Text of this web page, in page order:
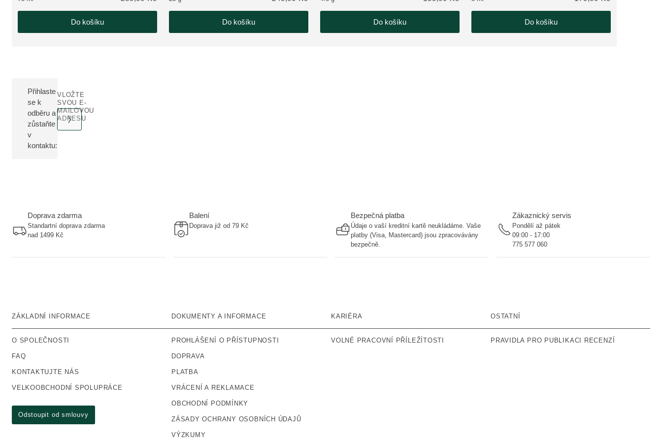
Do košíku Do košíku Do košíku Do košíku
Přihlaste
se k
odběru a
zůstaňte
v
kontaktu:
VLOŽTE
SVOU E-
MAILOVOU
ADRESU
Doprava zdarma
Standartní doprava zdarma
nad 1499 Kč
Balení
Doprava již od 79 Kč
Bezpečná platba
Údaje o vaší kreditní kartě neukládáme. Vaše
platby (Visa, Mastercard) jsou zpracovávány
bezpečně.
Zákaznický servis
Pondělí až pátek
09:00 - 17:00
775 577 060
ZÁKLADNÍ INFORMACE
O SPOLEČNOSTI
FAQ
KONTAKTUJTE NÁS
VELKOOBCHODNÍ SPOLUPRÁCE
Odstoupit od smlouvy
DOKUMENTY A INFORMACE
PROHLÁŠENÍ O PŘÍSTUPNOSTI
DOPRAVA
PLATBA
VRÁCENÍ A REKLAMACE
OBCHODNÍ PODMÍNKY
ZÁSADY OCHRANY OSOBNÍCH ÚDAJŮ
VÝZKUMY
KARIÉRA
VOLNÉ PRACOVNÍ PŘÍLEŽÍTOSTI
OSTATNÍ
PRAVIDLA PRO PUBLIKACI RECENZÍ